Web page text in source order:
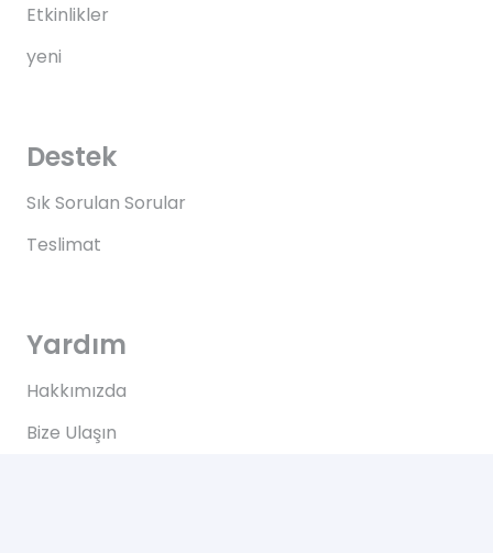
Etkinlikler
yeni
Destek
Sık Sorulan Sorular
Teslimat
Yardım
Hakkımızda
Bize Ulaşın